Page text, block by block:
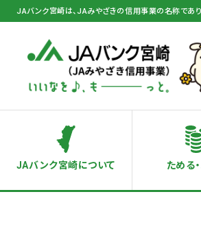
JAバンク宮崎は、JAみやざきの信用事業の名称であり
JAバンク宮崎について ためる